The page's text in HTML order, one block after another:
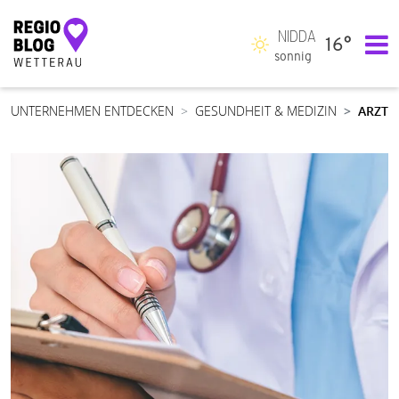
Hauptnavigation
NIDDA
sonnig
16°
UNTERNEHMEN ENTDECKEN GESUNDHEIT & MEDIZIN ARZT